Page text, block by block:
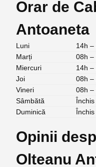
Orar de
Antoaneta
Luni
14h –
Marți
08h –
Miercuri
14h –
Joi
08h –
Vineri
08h –
Sâmbătă
Închis
Duminică
Închis
Opinii
Olteanu